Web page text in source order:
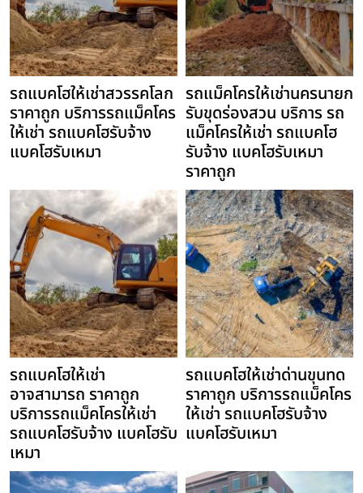
รถแบคโฮให้เช่าสวรรคโลก
ราคาถูก บริการรถแม็คโคร
ให้เช่า รถแบคโฮรับจ้าง
แบคโฮรับเหมา
รถแม็คโครให้เช่านครนายก
รับขุดร่องสวน บริการ รถ
แม็คโครให้เช่า รถแบคโฮ
รับจ้าง แบคโฮรับเหมา
ราคาถูก
รถแบคโฮให้เช่า
อาจสามารถ ราคาถูก
บริการรถแม็คโครให้เช่า
รถแบคโฮรับจ้าง แบคโฮรับ
เหมา
รถแบคโฮให้เช่าด่านขุนทด
ราคาถูก บริการรถแม็คโคร
ให้เช่า รถแบคโฮรับจ้าง
แบคโฮรับเหมา